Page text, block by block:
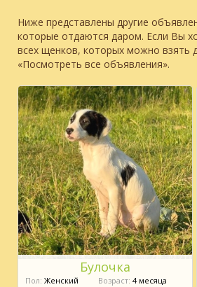
Ниже представлены другие
которые отдаются даром. Если Вы
всех щенков, которых можно
«Посмотреть все объявления».
Булочка
Пол: Женский Возраст: 4 месяца